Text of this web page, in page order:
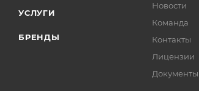
УСЛУГИ
БРЕНДЫ
Новости
Команда
Контакты
Лицензии
Документы